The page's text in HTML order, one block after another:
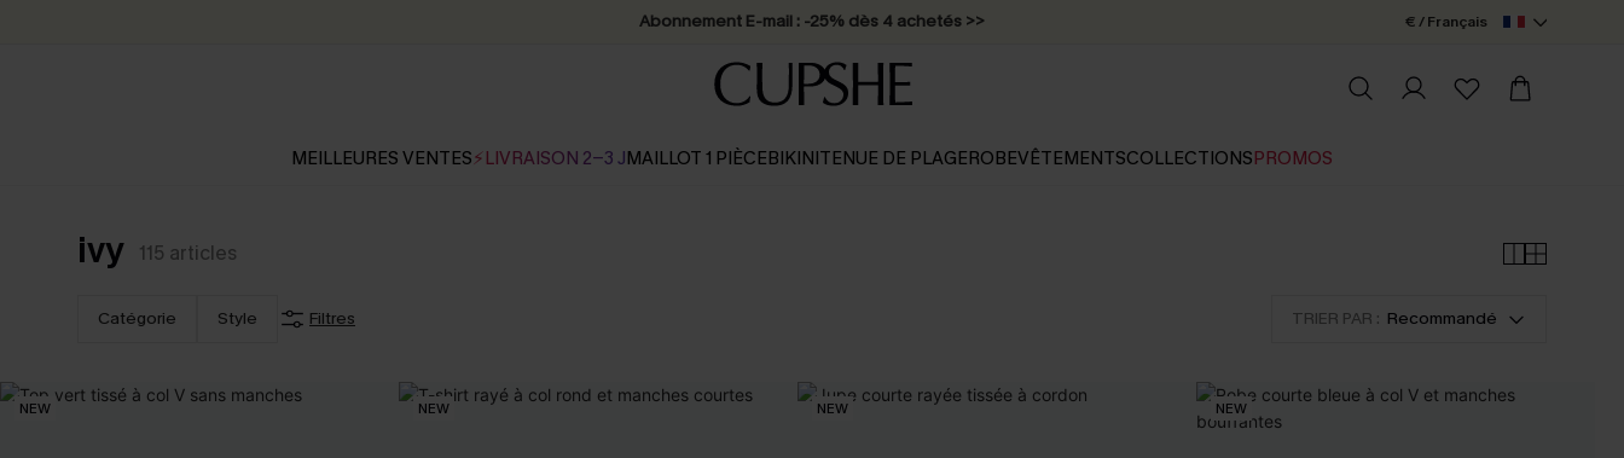
Abonnement E-mail : -25% dès 4 achetés >> € / Français
MEILLEURES VENTES⚡LIVRAISON 2-3 JMAILLOT 1 PIÈCEBIKINITENUE DE PLAGEROBEVÊTEMENTSCOLLECTIONSPROMOS
ivy 115 articles
Catégorie Style Filtres TRIER PAR : Recommandé
NEW NEW NEW NEW